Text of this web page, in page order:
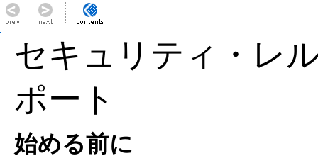
セキュリティ・レ
ポート
始める前に